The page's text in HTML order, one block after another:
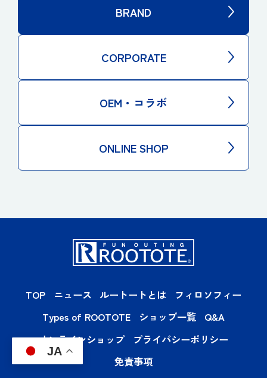
BRAND
CORPORATE
OEM・コラボ
ONLINE SHOP
TOP ニュース ルートートとは
フィロソフィー
Types of ROOTOTE
ショップ一覧
Q&A
オンラインショップ
プライバシーポリシー
免責事項
JA